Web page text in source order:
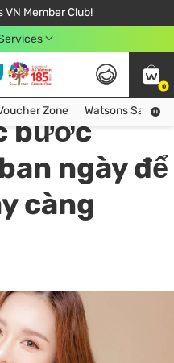
Member Club!
From 249,000Đ
Hồ Chí Minh City
0
Collect more hot vouchers at Voucher Zone Zone Watsons Safety
bước
ngày để
càng